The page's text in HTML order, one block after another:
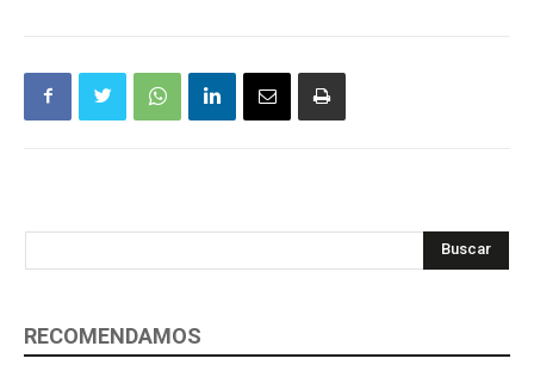
Buscar
RECOMENDAMOS